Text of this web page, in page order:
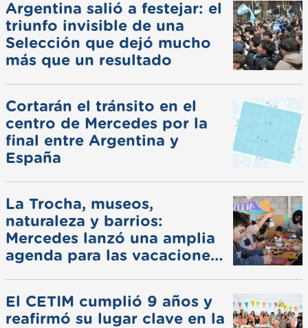
Argentina salió a festejar: el
triunfo invisible de una
Selección que dejó mucho
más que un resultado
Cortarán el tránsito en el
centro de Mercedes por la
final entre Argentina y
España
La Trocha, museos,
naturaleza y barrios:
Mercedes lanzó una amplia
agenda para las vacaciones
El CETIM cumplió 9 años y
reafirmó su lugar clave en la